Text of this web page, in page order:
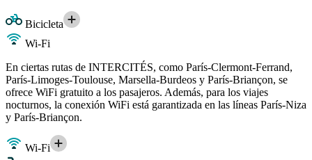
Bicicleta
Wi-Fi
En ciertas rutas de INTERCITÉS, como París-Clermont-Ferrand,
París-Limoges-Toulouse, Marsella-Burdeos y París-Briançon, se
ofrece WiFi gratuito a los pasajeros. Además, para los viajes
nocturnos, la conexión WiFi está garantizada en las líneas París-Niza
y París-Briançon.
Wi-Fi